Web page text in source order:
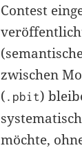
Contest
zwischen
( .pbit)
möchte,